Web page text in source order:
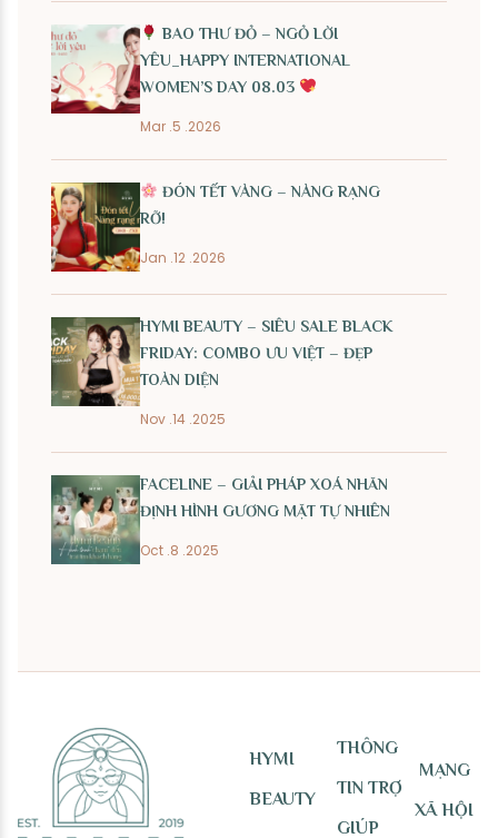
BAO THƯ ĐỎ – NGỎ LỜI
YÊU_HAPPY INTERNATIONAL
WOMEN’S DAY 08.03
Mar .5 .2026
ĐÓN TẾT VÀNG – NÀNG RẠNG
RỠ!
Jan .12 .2026
HYMI BEAUTY – SIÊU SALE BLACK
FRIDAY: COMBO ƯU VIỆT – ĐẸP
TOÀN DIỆN
Nov .14 .2025
FACELINE – GIẢI PHÁP XOÁ NHĂN
ĐỊNH HÌNH GƯƠNG MẶT TỰ NHIÊN
Oct .8 .2025
HYMI
BEAUTY
THÔNG
TIN TRỢ
GIÚP
MẠNG
XÃ HỘI